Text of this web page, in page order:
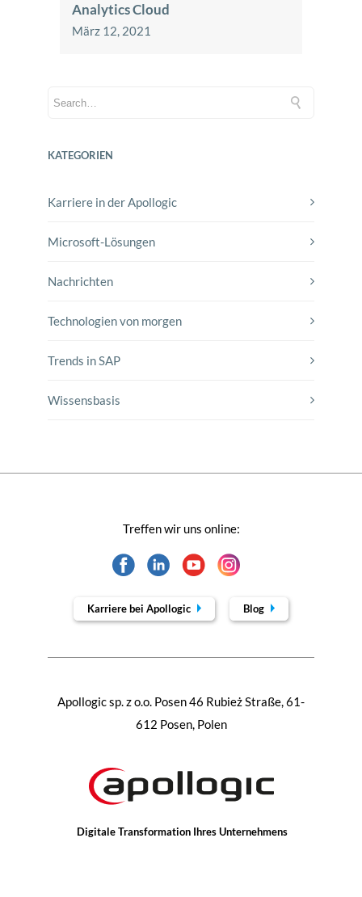
Analytics Cloud
März 12, 2021
KATEGORIEN
Karriere in der Apollogic
Microsoft-Lösungen
Nachrichten
Technologien von morgen
Trends in SAP
Wissensbasis
Digitale Transformation Ihres Unternehmens
Apollogic sp. z o.o. Posen 46 Rubież Straße, 61-
612 Posen, Polen
Treffen wir uns online:
Karriere bei Apollogic Blog